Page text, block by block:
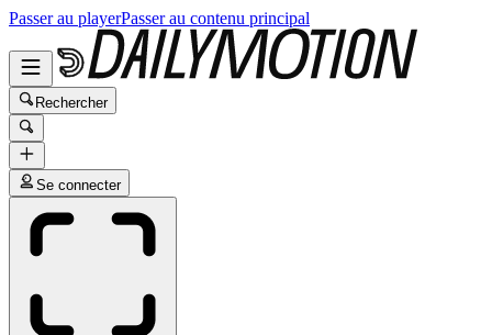
Passer au playerPasser au contenu principal
Rechercher
Se connecter